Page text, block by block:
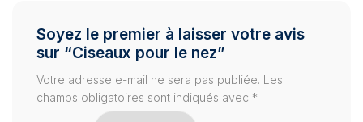
Soyez le premier à laisser votre avis
sur “Ciseaux pour le nez”
Votre adresse e-mail ne sera pas publiée. Les
champs obligatoires sont indiqués avec *